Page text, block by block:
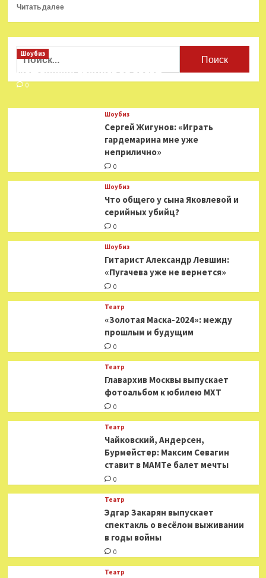
Читать далееПрочитать
Стала
смерти
звезды
Поттера»
Найти:
Шоубиз
Мошенники взялись за звезд
0
Шоубиз
Сергей Жигунов: «Играть
гардемарина мне уже
неприлично»
0
Шоубиз
Что общего у сына Яковлевой и
серийных убийц?
0
Шоубиз
Гитарист Александр Левшин:
«Пугачева уже не вернется»
0
Театр
«Золотая Маска-2024»: между
прошлым и будущим
0
Театр
​​Главархив Москвы выпускает
фотоальбом к юбилею МХТ
0
Театр
​​Чайковский, Андерсен,
Бурмейстер: Максим Севагин
ставит в МАМТе балет мечты
0
Театр
Эдгар Закарян выпускает
спектакль о весёлом выживании
в годы войны
0
Театр